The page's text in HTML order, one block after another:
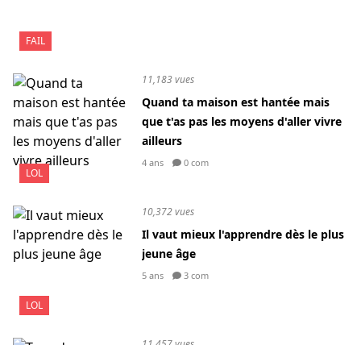
FAIL
LOL
11,183 vues
Quand ta maison est hantée mais
que t'as pas les moyens d'aller vivre
ailleurs
4 ans 0 com
LOL
10,372 vues
Il vaut mieux l'apprendre dès le plus
jeune âge
5 ans 3 com